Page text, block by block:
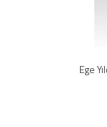
Ege